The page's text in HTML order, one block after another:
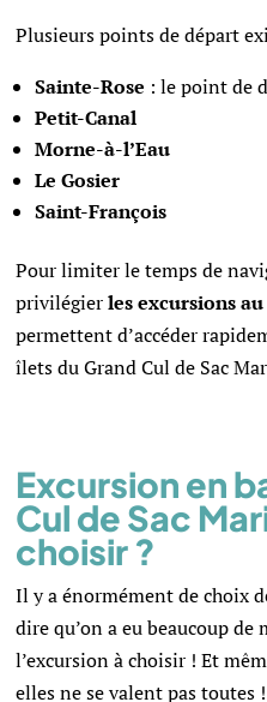
Plusieurs points de départ
Sainte-Rose : le point de
Petit-Canal
Morne-à-l’Eau
Le Gosier
Saint-François
Pour limiter le temps de
privilégierles excursions
permettent d’accéder
îlets du Grand Cul de Sac
Excursion en
Cul de Sac
choisir ?
Il y a énormément de choix
dire qu’on a eu beaucoup de
l’excursion à choisir ! Et
elles ne se valent pas toutes